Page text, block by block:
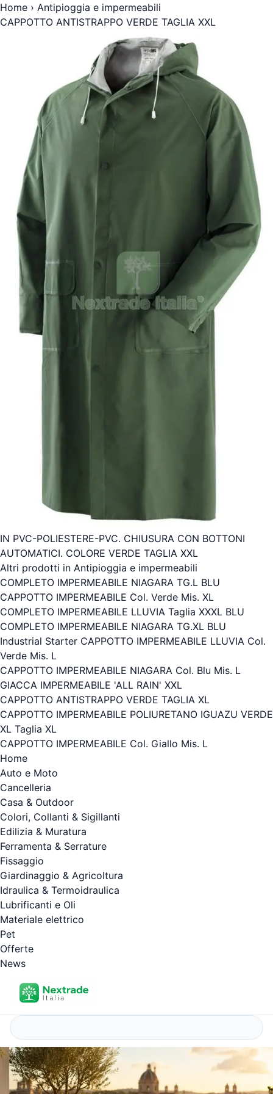
Home › Antipioggia e impermeabili
CAPPOTTO ANTISTRAPPO VERDE TAGLIA XXL
IN PVC-POLIESTERE-PVC. CHIUSURA CON BOTTONI
AUTOMATICI. COLORE VERDE TAGLIA XXL
Altri prodotti in Antipioggia e impermeabili
COMPLETO IMPERMEABILE NIAGARA TG.L BLU
CAPPOTTO IMPERMEABILE Col. Verde Mis. XL
COMPLETO IMPERMEABILE LLUVIA Taglia XXXL BLU
COMPLETO IMPERMEABILE NIAGARA TG.XL BLU
Industrial Starter CAPPOTTO IMPERMEABILE LLUVIA Col.
Verde Mis. L
CAPPOTTO IMPERMEABILE NIAGARA Col. Blu Mis. L
GIACCA IMPERMEABILE 'ALL RAIN' XXL
CAPPOTTO ANTISTRAPPO VERDE TAGLIA XL
CAPPOTTO IMPERMEABILE POLIURETANO IGUAZU VERDE
XL Taglia XL
CAPPOTTO IMPERMEABILE Col. Giallo Mis. L
Home
Auto e Moto
Cancelleria
Casa & Outdoor
Colori, Collanti & Sigillanti
Edilizia & Muratura
Ferramenta & Serrature
Fissaggio
Giardinaggio & Agricoltura
Idraulica & Termoidraulica
Lubrificanti e Oli
Materiale elettrico
Pet
Offerte
News